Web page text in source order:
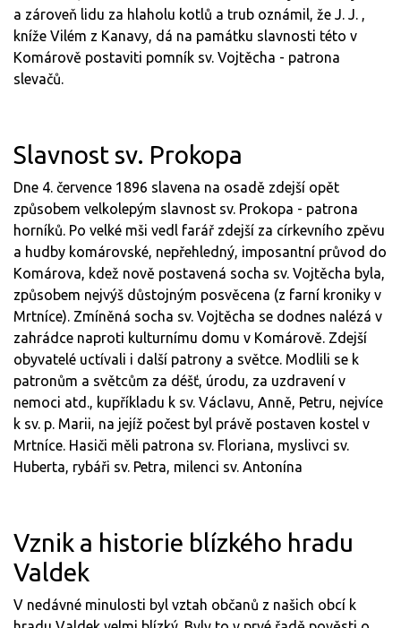
a zároveň lidu za hlaholu kotlů a trub oznámil, že J. J. ,
kníže Vilém z Kanavy, dá na památku slavnosti této v
Komárově postaviti pomník sv. Vojtěcha - patrona
slevačů.
Slavnost sv. Prokopa
Dne 4. července 1896 slavena na osadě zdejší opět
způsobem velkolepým slavnost sv. Prokopa - patrona
horníků. Po velké mši vedl farář zdejší za církevního zpěvu
a hudby komárovské, nepřehledný, imposantní průvod do
Komárova, kdež nově postavená socha sv. Vojtěcha byla,
způsobem nejvýš důstojným posvěcena (z farní kroniky v
Mrtníce). Zmíněná socha sv. Vojtěcha se dodnes nalézá v
zahrádce naproti kulturnímu domu v Komárově. Zdejší
obyvatelé uctívali i další patrony a světce. Modlili se k
patronům a světcům za déšť, úrodu, za uzdravení v
nemoci atd., kupříkladu k sv. Václavu, Anně, Petru, nejvíce
k sv. p. Marii, na jejíž počest byl právě postaven kostel v
Mrtníce. Hasiči měli patrona sv. Floriana, myslivci sv.
Huberta, rybáři sv. Petra, milenci sv. Antonína
Vznik a historie blízkého hradu
Valdek
V nedávné minulosti byl vztah občanů z našich obcí k